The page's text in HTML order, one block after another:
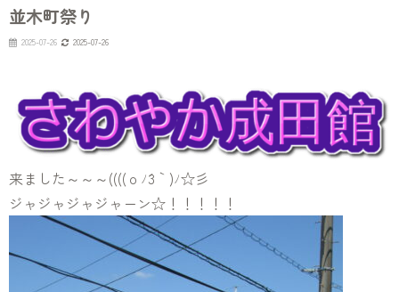
並木町祭り
2025-07-26 2025-07-26
来ました～～～((((ｏﾉ´3｀)ﾉ☆彡
ジャジャジャジャーン☆！！！！！